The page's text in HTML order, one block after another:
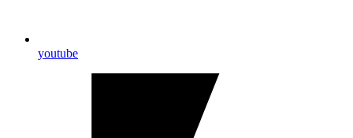
youtube